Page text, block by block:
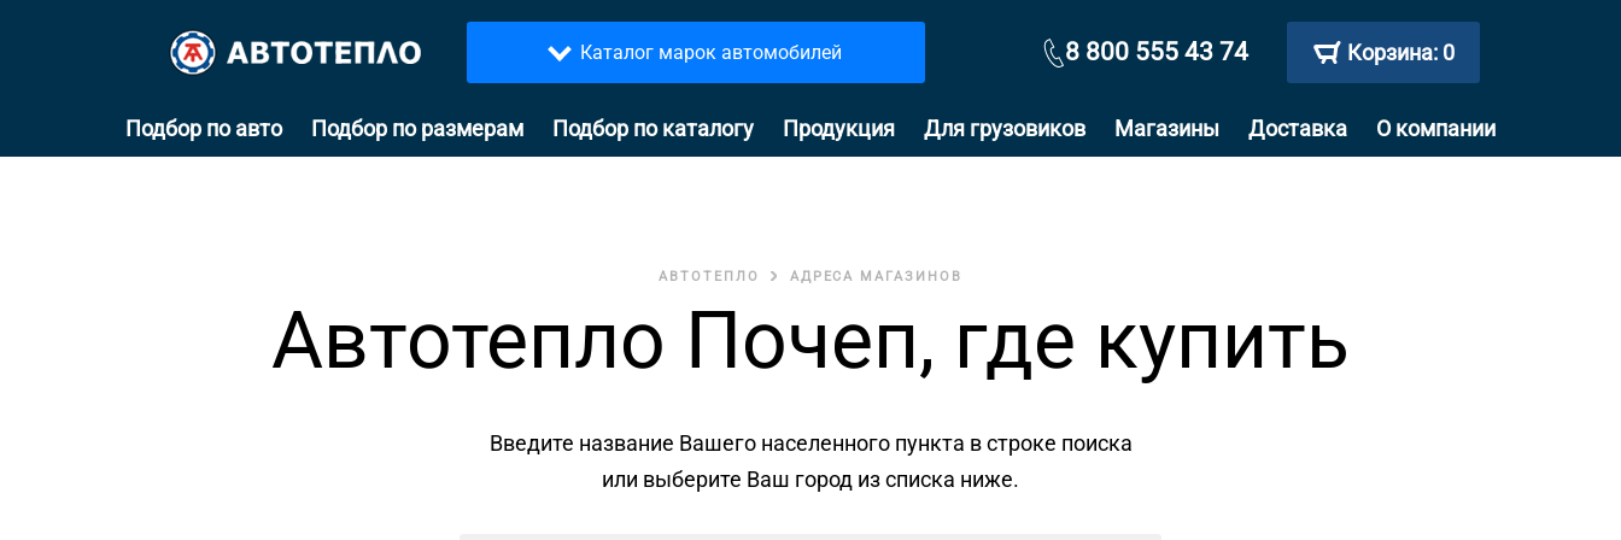
Каталог марок автомобилей 8 800 555 43 74 Корзина: 0
Подбор по авто Подбор по размерам Подбор по каталогу Продукция Для грузовиков Магазины Доставка О компании
АВТОТЕПЛО АДРЕСА МАГАЗИНОВ
Автотепло Почеп, где купить
Введите название Вашего населенного пункта в строке поиска
или выберите Ваш город из списка ниже.